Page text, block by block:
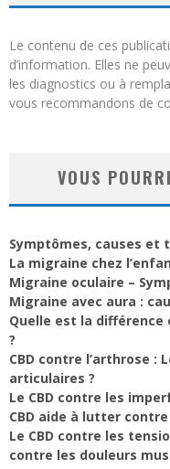
Le contenu de ces
d’information. Elles ne
les diagnostics ou à
vous recommandons de
VOUS
Symptômes, causes
La migraine chez
Migraine oculaire –
Migraine avec aura :
Quelle est la
?
CBD contre l’arthrose :
articulaires ?
Le CBD contre les
CBD aide à lutter contre
Le CBD contre les
contre les douleurs